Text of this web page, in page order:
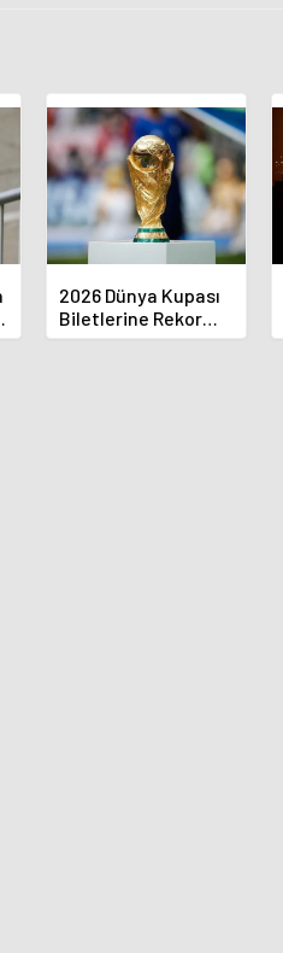
2026 Dünya Kupası
Biletlerine Rekor
Başvuru!